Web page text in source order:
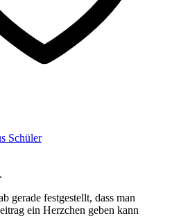
gerade festgestellt, dass man
ein Herzchen geben kann